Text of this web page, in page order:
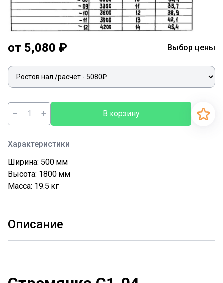
от 5,080 ₽ Выбор цены
− + В корзину
Характеристики
Ширина: 500 мм
Высота: 1800 мм
Масса: 19.5 кг
Описание